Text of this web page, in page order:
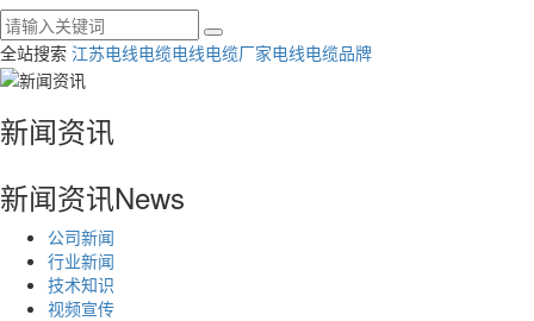
全站搜索 江苏电线电缆电线电缆厂家电线电缆品牌
新闻资讯
新闻资讯News
公司新闻
行业新闻
技术知识
视频宣传